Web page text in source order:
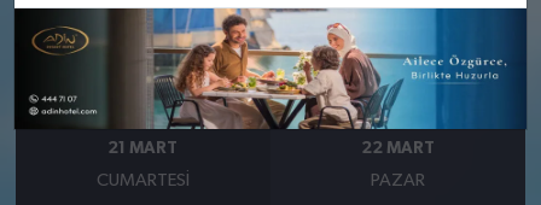
Nem: %90
Rüzgar: 10 km/h
Yağış Olasılığı: %91
Nem: %93
Rüzgar: 11 km/h
Yağış Olasılığı: %89
21 MART
CUMARTESI
22 MART
PAZAR